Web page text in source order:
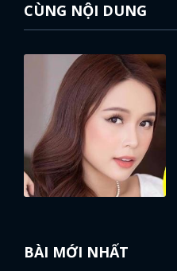
CÙNG NỘI DUNG
BÀI MỚI NHẤT